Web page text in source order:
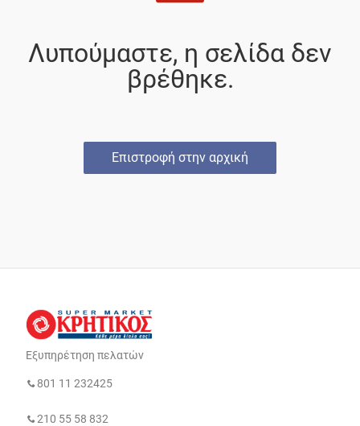
Λυπούμαστε, η σελίδα δεν
βρέθηκε.
Επιστροφή στην αρχική
Εξυπηρέτηση πελατών
801 11 232425
210 55 58 832